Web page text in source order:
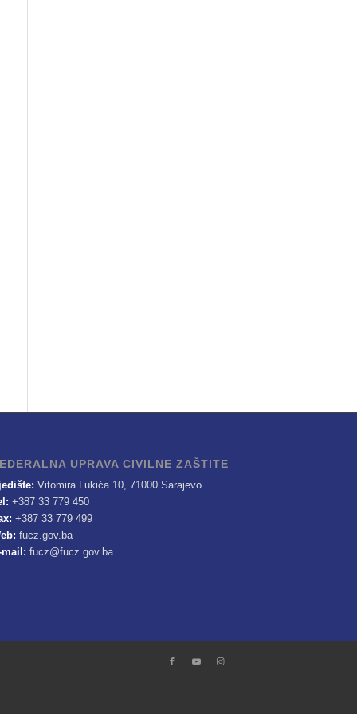
UPRAVA CIVILNE ZAŠTITE
Vitomira Lukića 10, 71000 Sarajevo
+387 33 779 450
+387 33 779 499
fucz.gov.ba
mail: fucz@fucz.gov.ba